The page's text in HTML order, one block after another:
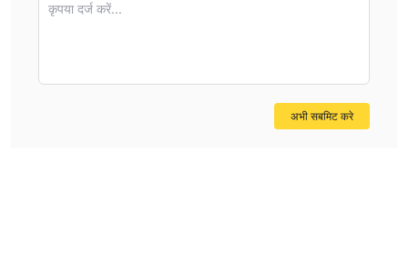
कृपया दर्ज करें...
अभी सबमिट करे